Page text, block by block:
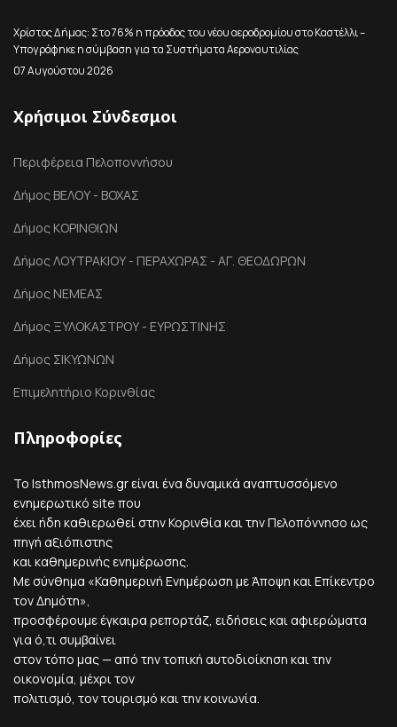
Χρίστος Δήμας: Στο 76% η πρόοδος του νέου αεροδρομίου στο Καστέλλι –
Υπογράφηκε η σύμβαση για τα Συστήματα Αεροναυτιλίας
07 Αυγούστου 2026
Χρήσιμοι Σύνδεσμοι
Περιφέρεια Πελοποννήσου
Δήμος ΒΕΛΟΥ - ΒΟΧΑΣ
Δήμος ΚΟΡΙΝΘΙΩΝ
Δήμος ΛΟΥΤΡΑΚΙΟΥ - ΠΕΡΑΧΩΡΑΣ - ΑΓ. ΘΕΟΔΩΡΩΝ
Δήμος ΝΕΜΕΑΣ
Δήμος ΞΥΛΟΚΑΣΤΡΟΥ - ΕΥΡΩΣΤΙΝΗΣ
Δήμος ΣΙΚΥΩΝΩΝ
Επιμελητήριο Κορινθίας
Πληροφορίες
Το IsthmosNews.gr είναι ένα δυναμικά αναπτυσσόμενο
ενημερωτικό site που
έχει ήδη καθιερωθεί στην Κορινθία και την Πελοπόννησο ως
πηγή αξιόπιστης
και καθημερινής ενημέρωσης.
Με σύνθημα «Καθημερινή Ενημέρωση με Άποψη και Επίκεντρο
τον Δημότη»,
προσφέρουμε έγκαιρα ρεπορτάζ, ειδήσεις και αφιερώματα
για ό,τι συμβαίνει
στον τόπο μας — από την τοπική αυτοδιοίκηση και την
οικονομία, μέχρι τον
πολιτισμό, τον τουρισμό και την κοινωνία.